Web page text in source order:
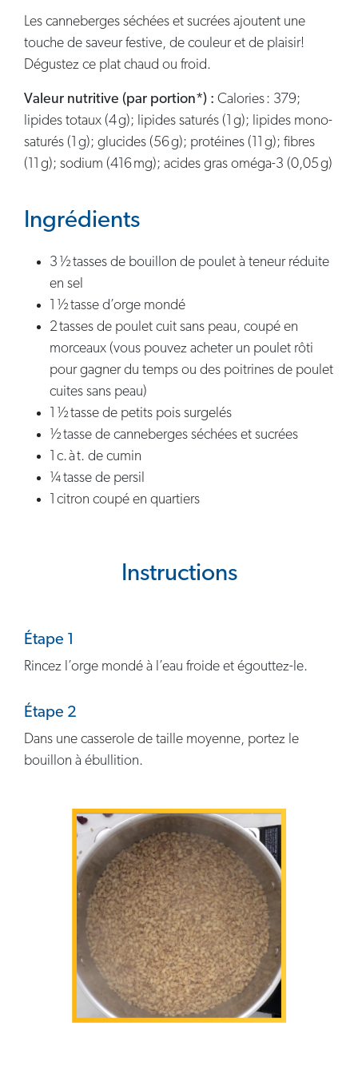
Les canneberges séchées et sucrées ajoutent une
touche de saveur festive, de couleur et de plaisir!
Dégustez ce plat chaud ou froid.
Valeur nutritive (par portion*) : Calories : 379;
lipides totaux (4 g); lipides saturés (1 g); lipides mono-
saturés (1 g); glucides (56 g); protéines (11 g); fibres
(11 g); sodium (416 mg); acides gras oméga-3 (0,05 g)
Ingrédients
3 ½ tasses de bouillon de poulet à teneur réduite
en sel
1 ½ tasse d’orge mondé
2 tasses de poulet cuit sans peau, coupé en
morceaux (vous pouvez acheter un poulet rôti
pour gagner du temps ou des poitrines de poulet
cuites sans peau)
1 ½ tasse de petits pois surgelés
½ tasse de canneberges séchées et sucrées
1 c. à t. de cumin
¼ tasse de persil
1 citron coupé en quartiers
Instructions
Étape 1
Rincez l’orge mondé à l’eau froide et égouttez-le.
Étape 2
Dans une casserole de taille moyenne, portez le
bouillon à ébullition.